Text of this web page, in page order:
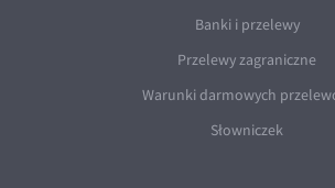
Banki i przelewy
Przelewy zagraniczne
Warunki darmowych
Słowniczek